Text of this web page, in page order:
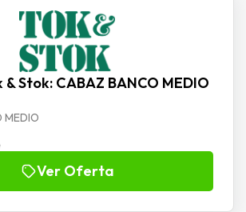
Stok: CABAZ BANCO MEDIO
MEDIO
Ver Oferta